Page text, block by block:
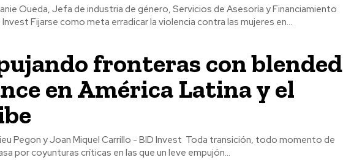
Oueda, Jefa de industria de género, Servicios de Asesoría y Financiamiento
Fijarse como meta erradicar la violencia contra las mujeres en...
fronteras con blended
en América Latina y el
Pegon y Joan Miquel Carrillo - BID Invest Toda transición, todo momento de
por coyunturas críticas en las que un leve empujón...